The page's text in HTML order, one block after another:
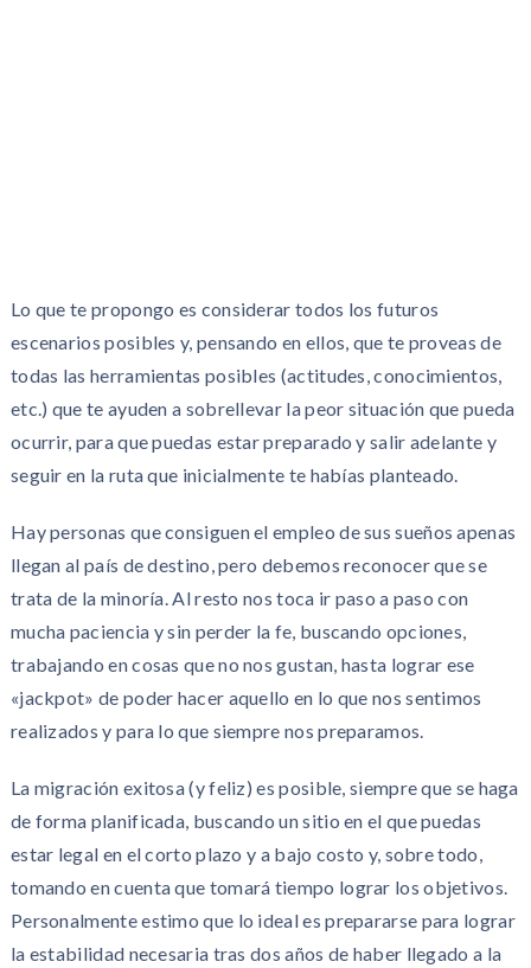
Lo que te propongo es considerar todos los futuros
escenarios posibles y, pensando en ellos, que te proveas de
todas las herramientas posibles (actitudes, conocimientos,
etc.) que te ayuden a sobrellevar la peor situación que pueda
ocurrir, para que puedas estar preparado y salir adelante y
seguir en la ruta que inicialmente te habías planteado.
Hay personas que consiguen el empleo de sus sueños apenas
llegan al país de destino, pero debemos reconocer que se
trata de la minoría. Al resto nos toca ir paso a paso con
mucha paciencia y sin perder la fe, buscando opciones,
trabajando en cosas que no nos gustan, hasta lograr ese
«jackpot» de poder hacer aquello en lo que nos sentimos
realizados y para lo que siempre nos preparamos.
La migración exitosa (y feliz) es posible, siempre que se haga
de forma planificada, buscando un sitio en el que puedas
estar legal en el corto plazo y a bajo costo y, sobre todo,
tomando en cuenta que tomará tiempo lograr los objetivos.
Personalmente estimo que lo ideal es prepararse para lograr
la estabilidad necesaria tras dos años de haber llegado a la